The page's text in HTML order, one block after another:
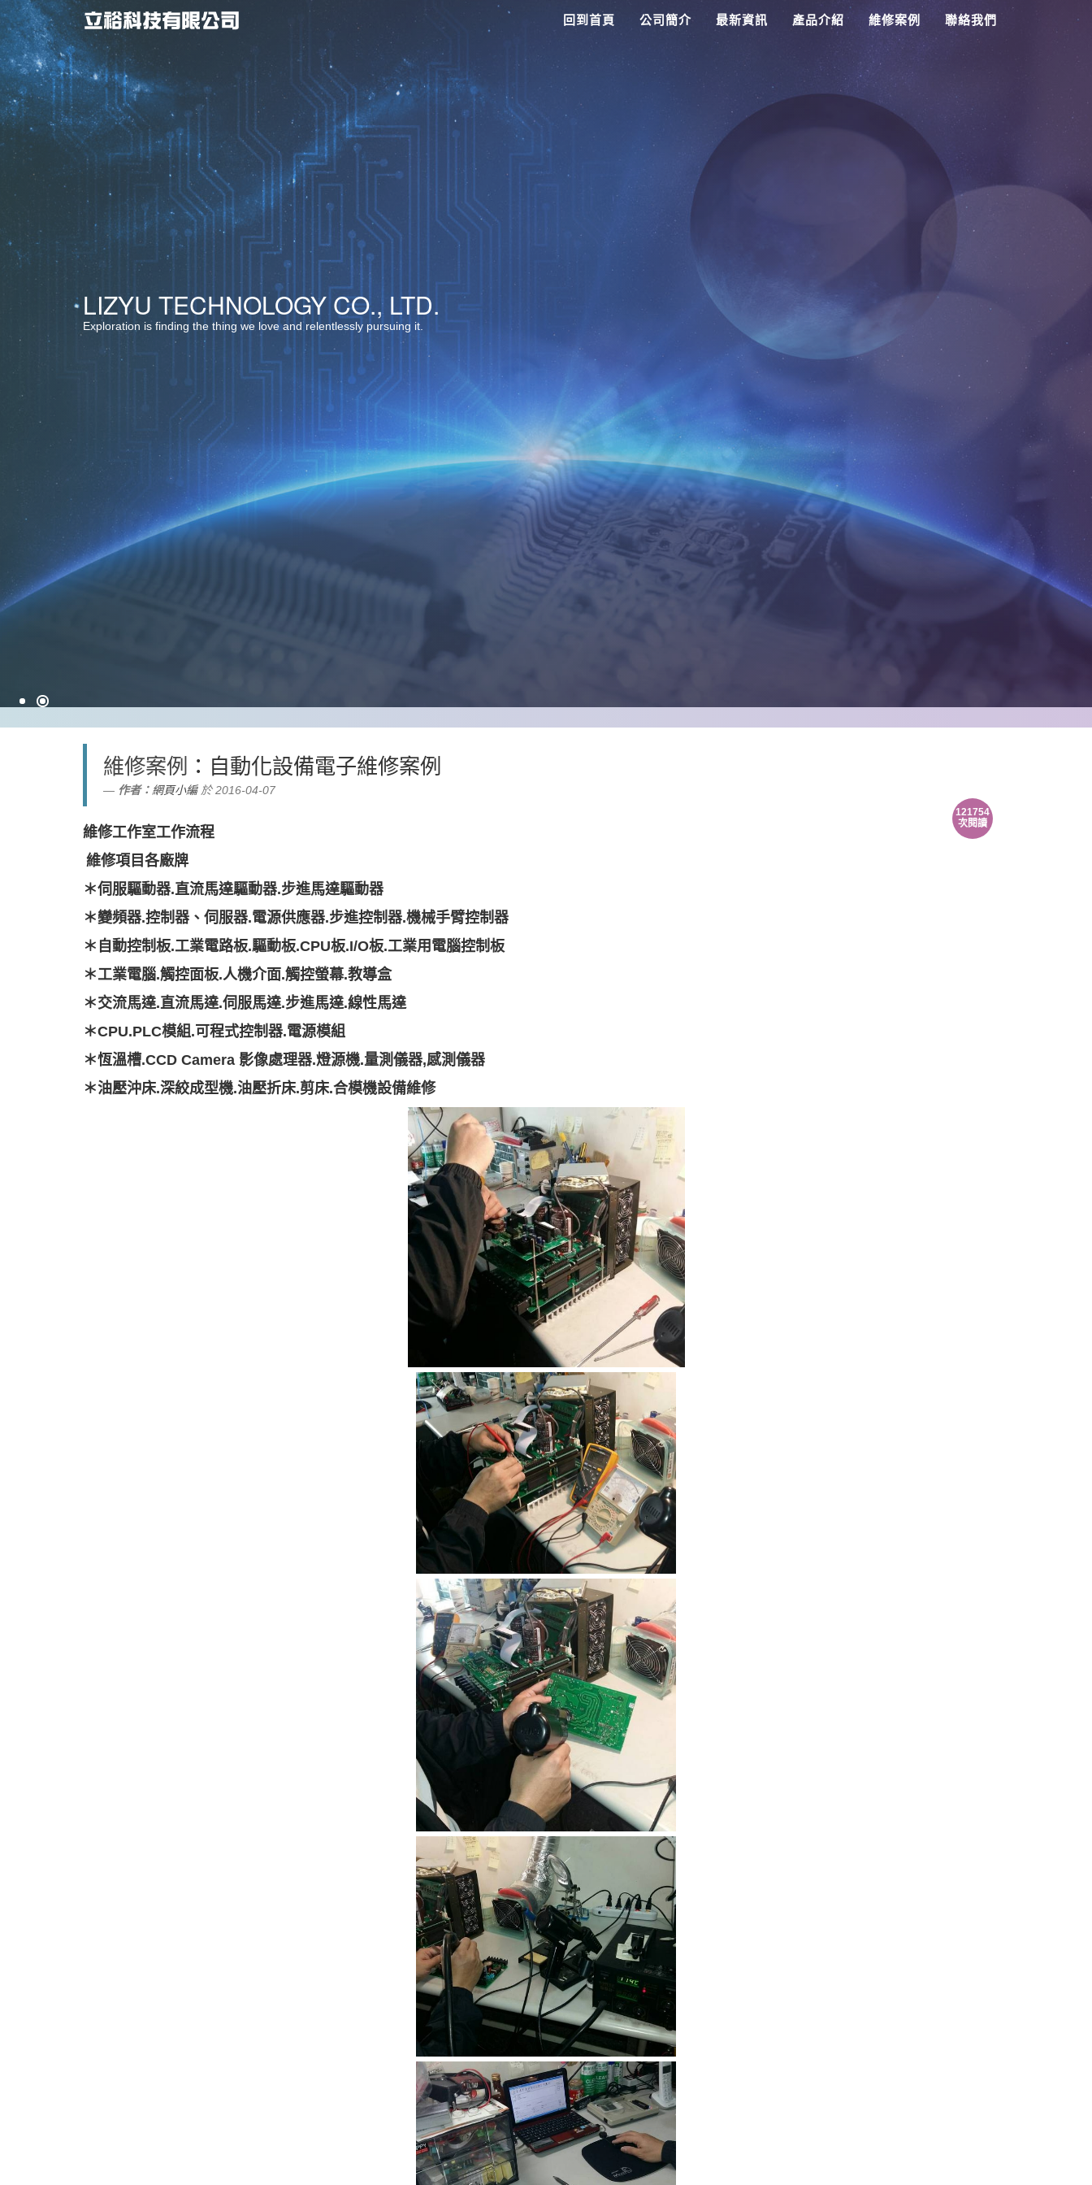
最佳服務 ‧ 最佳選擇
堅持品質 ‧ 卓越創新
LIZYU TECHNOLOGY CO., LTD.
Exploration is finding the thing we love and relentlessly pursuing it.
回到首頁 公司簡介 最新資訊 產品介紹 維修案例 聯絡我們
維修案例 ：自動化設備電子維修案例
作者： 網頁小編於 2016-04-07
121754
次閱讀
維修工作室工作流程
維修項目各廠牌
＊伺服驅動器.直流馬達驅動器.步進馬達驅動器
＊變頻器.控制器、伺服器.電源供應器.步進控制器.機械手臂控制器
＊ 自動控制板.工業電路板.驅動板.CPU板.I/O板.工業用電腦控制板
＊工業電腦.觸控面板.人機介面.觸控螢幕.教導盒
＊交流馬達.直流馬達.伺服馬達.步進馬達.線性馬達
＊CPU.PLC模組.可程式控制器.電源模組
＊恆溫槽.CCD Camera 影像處理器.燈源機.量測儀器,感測儀器
＊油壓沖床.深絞成型機.油壓折床.剪床.合模機設備維修